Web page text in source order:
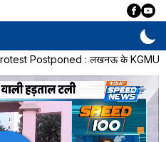
Postponed : लखनऊ के KGMU में